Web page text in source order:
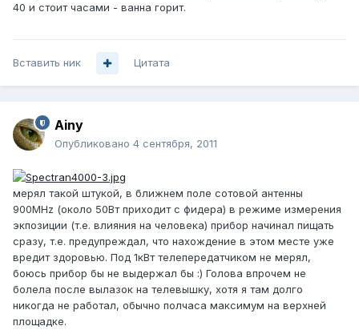
40 и стоит часами - ванна горит.
Вставить ник Цитата
Ainy
Опубликовано 4 сентября, 2011
мерял такой штукой, в ближнем поле сотовой антенны
900MHz (около 50Вт приходит с фидера) в режиме измерения
экпозиции (т.е. влияния на человека) прибор начинал пищать
сразу, т.е. предупреждал, что нахождение в этом месте уже
вредит здоровью. Под 1кВт телепередатчиком не мерял,
боюсь прибор бы не выдержал бы :) Голова впрочем не
болела после вылазок на телевышку, хотя я там долго
никогда не работал, обычно полчаса максимум на верхней
площадке.